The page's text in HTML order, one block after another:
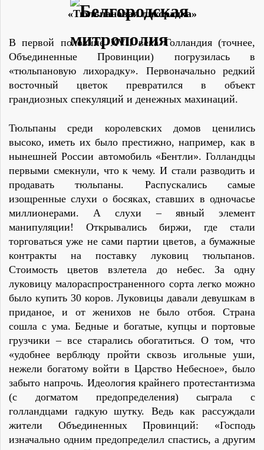
«Тюльпановая лихорадка»
В первой половине XVII века Голландия (точнее,
Объединенные Провинции) погрузилась в
«тюльпановую лихорадку». Первоначально редкий
восточный цветок превратился в объект
грандиозных спекуляций и денежных махинаций.
Тюльпаны среди королевских домов ценились
высоко, иметь их было престижно, например, как в
нынешней России автомобиль «Бентли». Голландцы
первыми смекнули, что к чему. И стали разводить и
продавать тюльпаны. Распускались самые
изощренные слухи о босяках, ставших в одночасье
миллионерами. А слухи – явный элемент
манипуляции! Открывались биржи, где стали
торговаться уже не сами партии цветов, а бумажные
контракты на поставку луковиц тюльпанов.
Стоимость цветов взлетела до небес. За одну
луковицу малораспространенного сорта легко можно
было купить 30 коров. Луковицы давали девушкам в
приданое, и от женихов не было отбоя. Страна
сошла с ума. Бедные и богатые, купцы и портовые
грузчики – все старались обогатиться. О том, что
«удобнее верблюду пройти сквозь игольные уши,
нежели богатому войти в Царство Небесное», было
забыто напрочь. Идеология крайнего протестантизма
(с догматом предопределения) сыграла с
голландцами гадкую шутку. Ведь как рассуждали
жители Объединенных Провинций: «Господь
изначально одним предопределил спастись, а другим